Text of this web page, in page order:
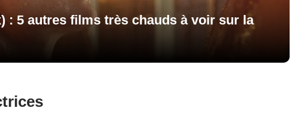
: 5 autres films très chauds à voir sur la